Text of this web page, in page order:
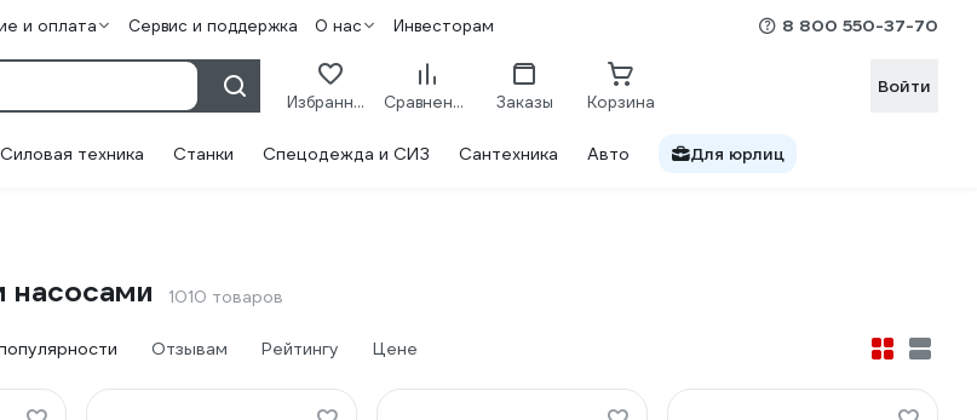
и оплата Сервис и поддержка О нас Инвесторам 8 800 550-37-70
Избранное Сравнение Заказы Корзина
Войти
Силовая техника Станки Спецодежда и СИЗ Сантехника Авто Для юрлиц
насосами 1010 товаров
Отзывам Рейтингу Цене